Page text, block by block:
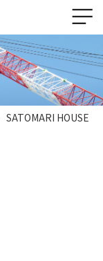
SATOMARI HOUSE